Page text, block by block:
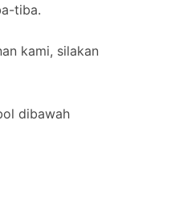
tiba.
kami, silakan
dibawah